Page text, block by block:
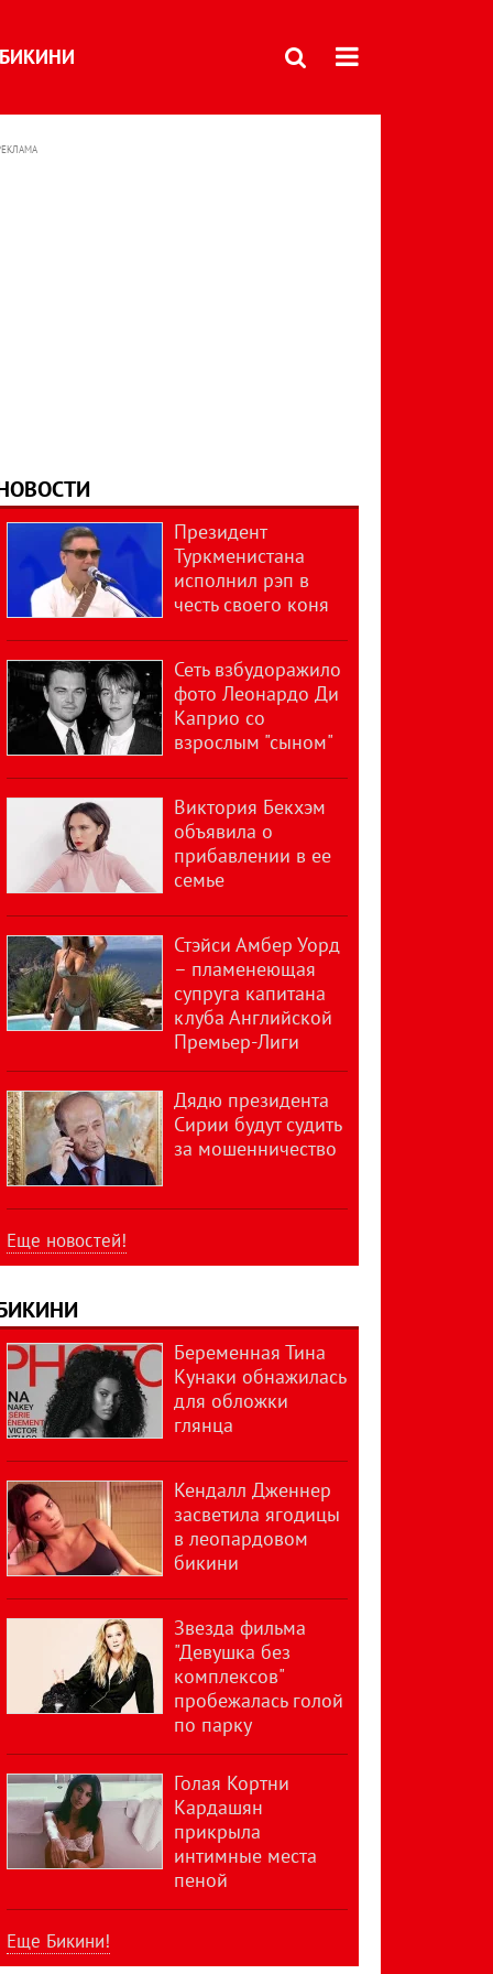
БИКИНИ
Президент
Туркменистана
исполнил рэп в
честь своего коня
Сеть взбудоражило
фото Леонардо Ди
Каприо со
взрослым "сыном"
Виктория Бекхэм
объявила о
прибавлении в ее
семье
Стэйси Амбер Уорд
– пламенеющая
супруга капитана
клуба Английской
Премьер-Лиги
Дядю президента
Сирии будут судить
за мошенничество
Еще новостей!
Беременная Тина
Кунаки обнажилась
для обложки
глянца
Кендалл Дженнер
засветила ягодицы
в леопардовом
бикини
Звезда фильма
"Девушка без
комплексов"
пробежалась голой
по парку
Голая Кортни
Кардашян
прикрыла
интимные места
пеной
Еще Бикини!